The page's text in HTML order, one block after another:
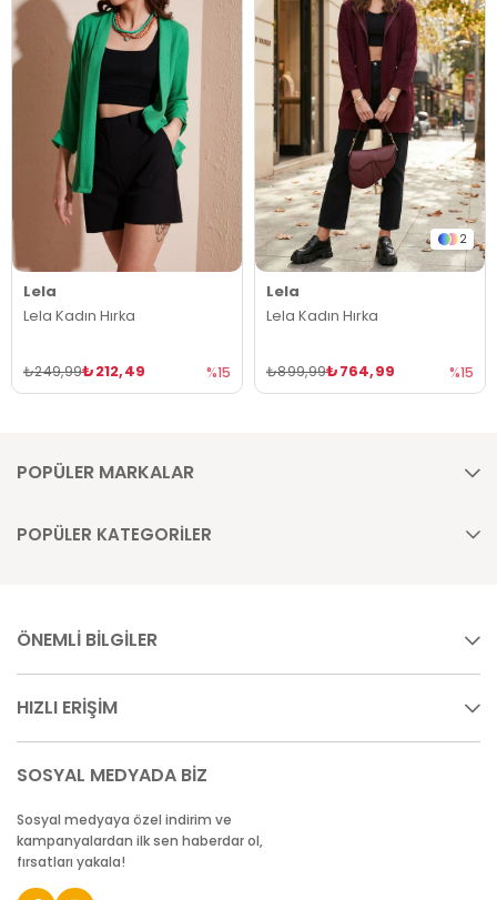
Lela
Lela Kadın Hırka
₺212,49
₺249,99 %15
2
Lela
Lela Kadın Hırka
₺764,99
₺899,99 %15
POPÜLER MARKALAR
POPÜLER KATEGORİLER
ÖNEMLİ BİLGİLER
HIZLI ERİŞİM
SOSYAL MEDYADA BİZ
Sosyal medyaya özel indirim ve
kampanyalardan ilk sen haberdar ol,
fırsatları yakala!